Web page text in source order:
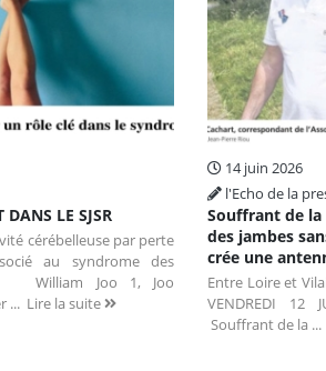
DANS LE SJSR
cérébelleuse par perte
au syndrome des
William Joo 1, Joo
... Lire la suite
14 juin 2026
l'Echo de la
Souffrant de la
des jambes
crée une
Entre Loire et
VENDREDI 12
Souffrant de la ...